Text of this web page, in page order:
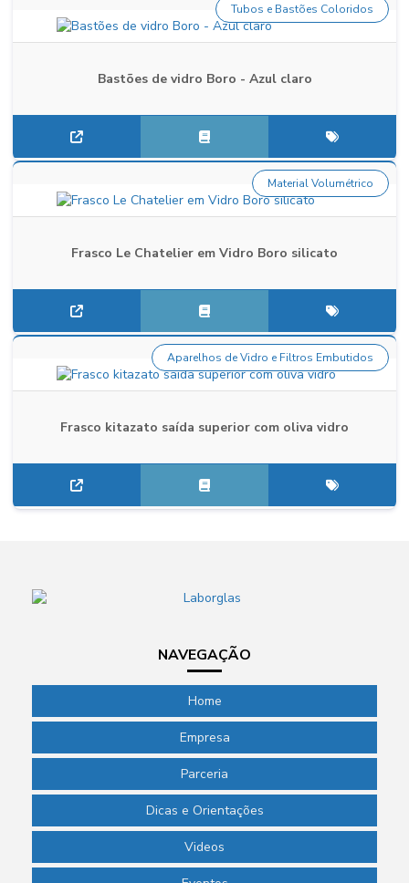
Bastões de vidro Boro - Azul claro
Tubos e Bastões Coloridos
Frasco Le Chatelier em Vidro Boro silicato
Material Volumétrico
Frasco kitazato saída superior com oliva vidro
Aparelhos de Vidro e Filtros Embutidos
NAVEGAÇÃO
Home
Empresa
Parceria
Dicas e Orientações
Videos